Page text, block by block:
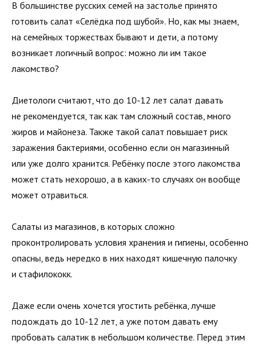
В большинстве русских семей на застолье принято
готовить салат «Селёдка под шубой». Но, как мы знаем,
на семейных торжествах бывают и дети, а потому
возникает логичный вопрос: можно ли им такое
лакомство?
Диетологи считают, что до 10-12 лет салат давать
не рекомендуется, так как там сложный состав, много
жиров и майонеза. Также такой салат повышает риск
заражения бактериями, особенно если он магазинный
или уже долго хранится. Ребёнку после этого лакомства
может стать нехорошо, а в каких-то случаях он вообще
может отравиться.
Салаты из магазинов, в которых сложно
проконтролировать условия хранения и гигиены, особенно
опасны, ведь нередко в них находят кишечную палочку
и стафилококк.
Даже если очень хочется угостить ребёнка, лучше
подождать до 10-12 лет, а уже потом давать ему
пробовать салатик в небольшом количестве. Перед этим